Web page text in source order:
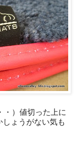
・）値切った上に
ょうがない気も